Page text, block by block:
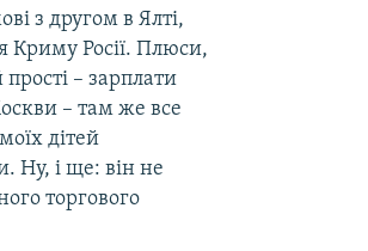
з другом в Ялті,
Криму Росії. Плюси,
– зарплати
– там же все
дітей
Ну, і ще: він не
торгового